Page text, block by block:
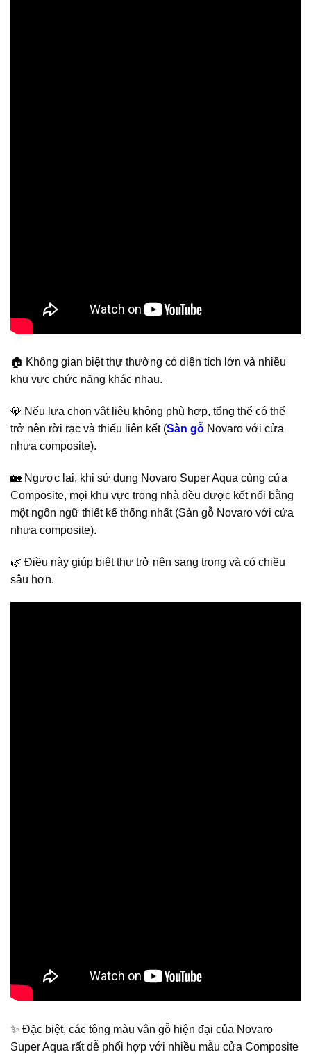
🏠 Không gian biệt thự thường có diện tích lớn và nhiều
khu vực chức năng khác nhau.
💎 Nếu lựa chọn vật liệu không phù hợp, tổng thể có thể
trở nên rời rạc và thiếu liên kết (Sàn gỗ Novaro với cửa
nhựa composite).
🏡 Ngược lại, khi sử dụng Novaro Super Aqua cùng cửa
Composite, mọi khu vực trong nhà đều được kết nối bằng
một ngôn ngữ thiết kế thống nhất (Sàn gỗ Novaro với cửa
nhựa composite).
🌿 Điều này giúp biệt thự trở nên sang trọng và có chiều
sâu hơn.
✨ Đặc biệt, các tông màu vân gỗ hiện đại của Novaro
Super Aqua rất dễ phối hợp với nhiều mẫu cửa Composite